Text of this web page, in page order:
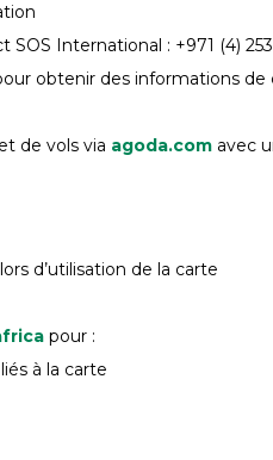
International : +971 (4) 253
obtenir des informations
de vols via agoda.com avec
d’utilisation de la carte
pour :
à la carte